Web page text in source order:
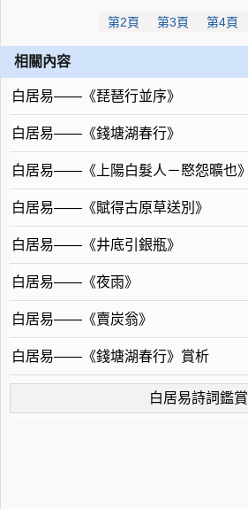
第2頁 第3頁 第4頁
相關內容
白居易——《琵琶行並序》
白居易——《錢塘湖春行》
白居易——《上陽白髮人－愍怨曠也》
白居易——《賦得古原草送別》
白居易——《井底引銀瓶》
白居易——《夜雨》
白居易——《賣炭翁》
白居易——《錢塘湖春行》賞析
白居易詩詞鑑賞